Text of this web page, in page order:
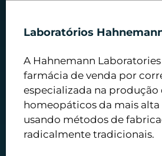
Laboratórios
A Hahnemann
farmácia de venda por
especializada na produção
homeopáticos da mais
usando métodos de
radicalmente tradicionais.